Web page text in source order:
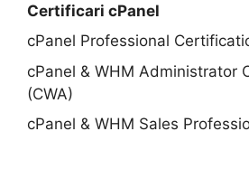
Certificari cPanel
cPanel Professional
cPanel & WHM Administrator
(CWA)
cPanel & WHM Sales